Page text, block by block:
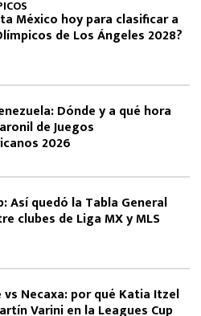
México hoy para clasificar a
de Los Ángeles 2028?
Dónde y a qué hora
de Juegos
2026
Así quedó la Tabla General
clubes de Liga MX y MLS
vs Necaxa: por qué Katia Itzel
Varini en la Leagues Cup